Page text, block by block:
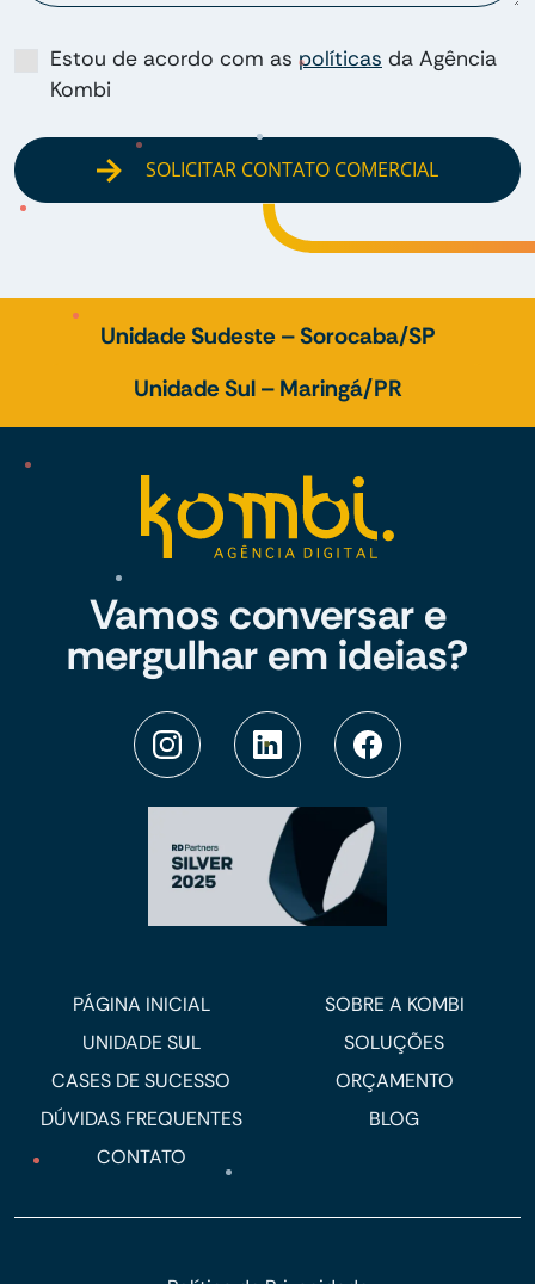
Estou de acordo com as políticas da Agência
Kombi
SOLICITAR CONTATO COMERCIAL
Unidade Sudeste – Sorocaba/SP
Unidade Sul – Maringá/PR
Vamos conversar e
mergulhar em ideias?
PÁGINA INICIAL
SOBRE A KOMBI
UNIDADE SUL
SOLUÇÕES
CASES DE SUCESSO
ORÇAMENTO
DÚVIDAS FREQUENTES
BLOG
CONTATO